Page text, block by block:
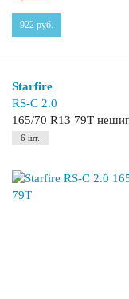
922 руб.
Starfire
RS-C 2.0
165/70 R13 79T
6 шт.